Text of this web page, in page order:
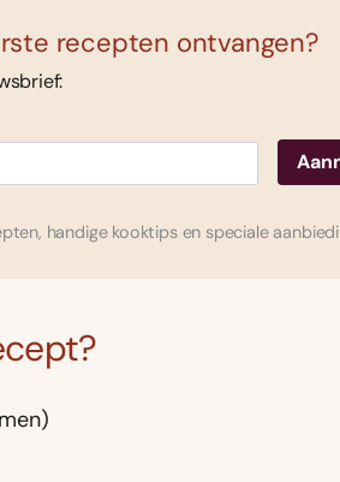
recepten ontvangen?
handige kooktips en speciale